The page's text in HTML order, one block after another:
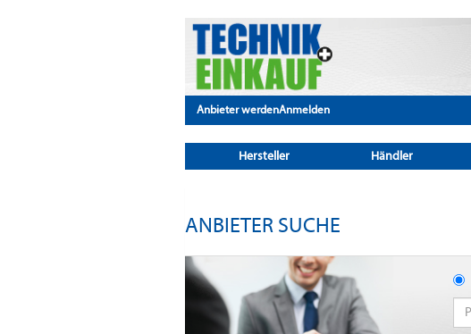
Anbieter werdenAnmelden
Hersteller Händler
ANBIETER SUCHE